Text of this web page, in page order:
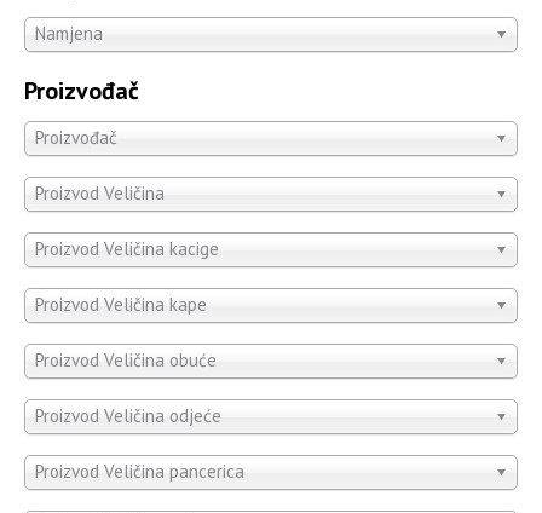
Namjena
Proizvođač
Proizvođač
Proizvod Veličina
Proizvod Veličina kacige
Proizvod Veličina kape
Proizvod Veličina obuće
Proizvod Veličina odjeće
Proizvod Veličina pancerica